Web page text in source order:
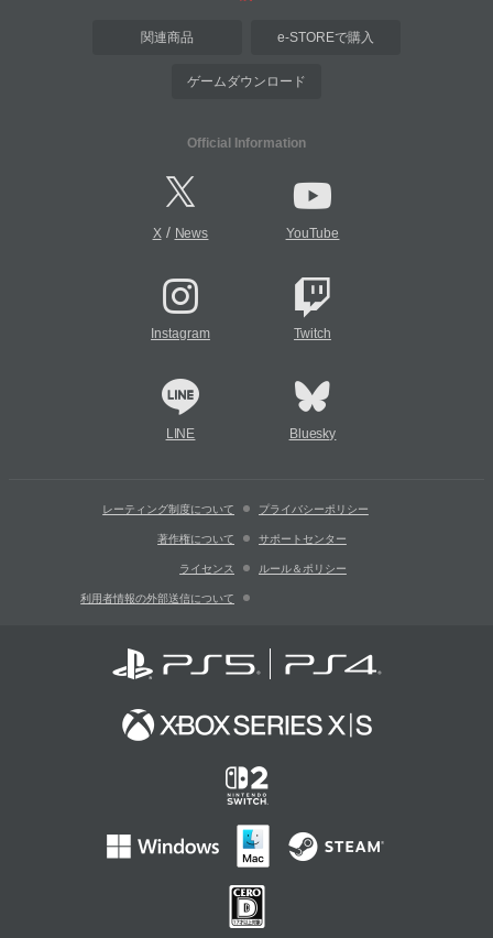
関連商品 e-STOREで購入
ゲームダウンロード
Official Information
X/ News YouTube
Instagram Twitch
LINE Bluesky
レーティング制度について プライバシーポリシー
著作権について サポートセンター
ライセンス ルール＆ポリシー
利用者情報の外部送信について